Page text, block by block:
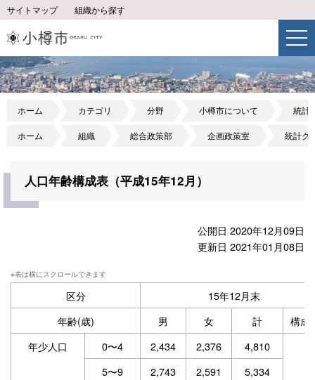
サイトマップ 組織から探す
ホーム カテゴリ 分野 小樽市について 統計
ホーム 組織 総合政策部 企画政策室 統計グ
人口年齢構成表（平成15年12月）
公開日 2020年12月09日
更新日 2021年01月08日
区分
15年12月末
年齢(歳)
男 女 計
構成
年少人口
0〜4 2,434 2,376
4,810
5〜9
2,743 2,591
5,334